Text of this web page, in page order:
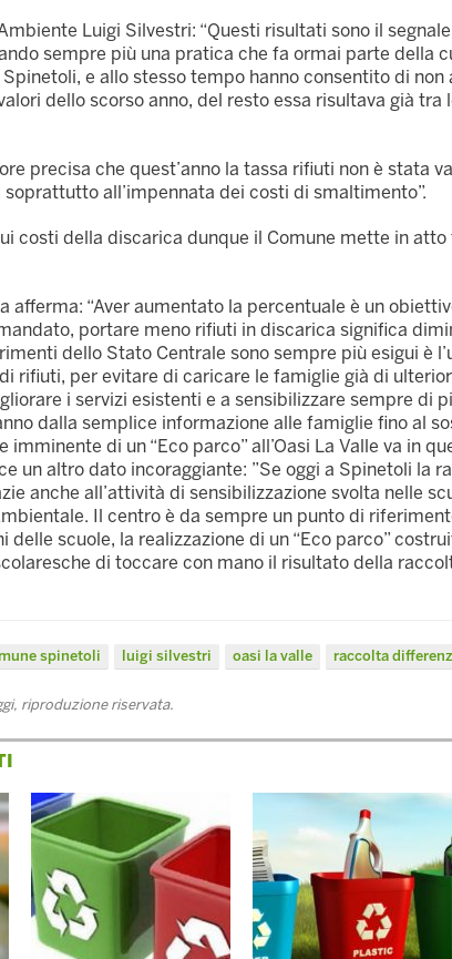
Luigi Silvestri: “Questi risultati sono il
sempre più una pratica che fa ormai parte della
e allo stesso tempo hanno consentito di non
dello scorso anno, del resto essa risultava già tra
precisa che quest’anno la tassa rifiuti non è stata
all’impennata dei costi di smaltimento”.
costi della discarica dunque il Comune mette in
afferma: “Aver aumentato la percentuale è un
portare meno rifiuti in discarica significa
dello Stato Centrale sono sempre più esigui è
rifiuti, per evitare di caricare le famiglie già di
i servizi esistenti e a sensibilizzare sempre di
dalla semplice informazione alle famiglie fino al
imminente di un “Eco parco” all’Oasi La Valle va in
un altro dato incoraggiante: ”Se oggi a Spinetoli la
anche all’attività di sensibilizzazione svolta nelle
Il centro è da sempre un punto di
delle scuole, la realizzazione di un “Eco parco”
di toccare con mano il risultato della
spinetoli luigi silvestri oasi la valle raccolta
riproduzione riservata.